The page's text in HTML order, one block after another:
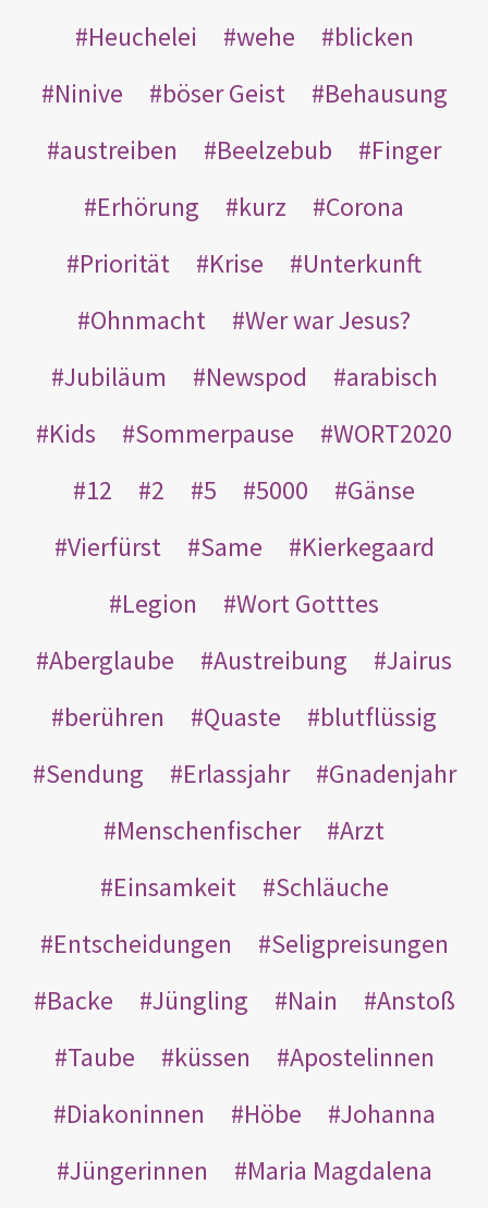
Heuchelei wehe
blicken
Ninive
böser Geist
Behausung
austreiben
Beelzebub
Finger
Erhörung
kurz
Corona
Priorität
Krise
Unterkunft
Ohnmacht
Wer war Jesus?
Jubiläum
Newspod
arabisch
Kids
Sommerpause
WORT2020
12
2 5 5000
Gänse
Vierfürst
Same
Kierkegaard
Legion
Wort Gotttes
Aberglaube
Austreibung
Jairus
berühren
Quaste
blutflüssig
Sendung
Erlassjahr
Gnadenjahr
Menschenfischer
Arzt
Einsamkeit
Schläuche
Entscheidungen
Seligpreisungen
Backe
Jüngling Nain
Anstoß
Taube
küssen
Apostelinnen
Diakoninnen
Höbe
Johanna
Jüngerinnen
Maria Magdalena